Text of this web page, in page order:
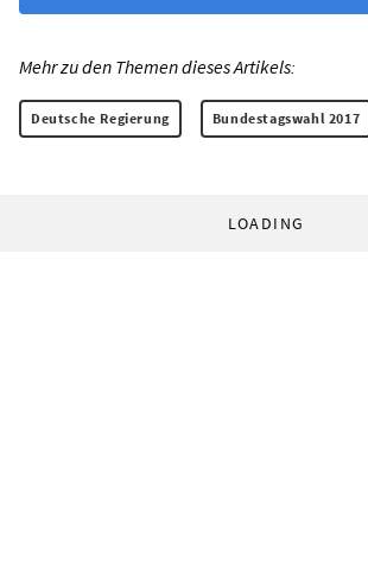
Mehr zu den Themen dieses Artikels:
Deutsche Regierung Bundestagswahl 2017
LOADING